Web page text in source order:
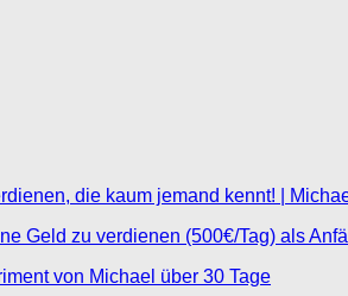
die kaum jemand kennt! |
Geld zu verdienen (500€/Tag) als
von Michael über 30 Tage